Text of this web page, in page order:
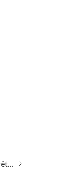
Bien-être le week-end dans le Forêt de Franconie